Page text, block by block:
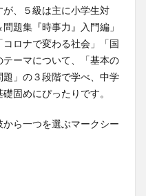
、５級は主に小学生対
題集『時事力』入門編」
ロナで変わる社会」「国
ーマについて、「基本の
」の３段階で学べ、中学
固めにぴったりです。
ら一つを選ぶマークシー